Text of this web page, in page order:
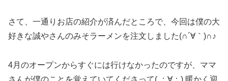
さて、一通りお店の紹介が済んだところで、今回は僕の大
好きな誠やさんのみそラーメンを注文しました(∩´∀｀)∩♪
4月のオープンからすぐには行けなかったのですが、ママ
さんが僕のことを覚えていてくださって( ；∀；) 暖かく迎